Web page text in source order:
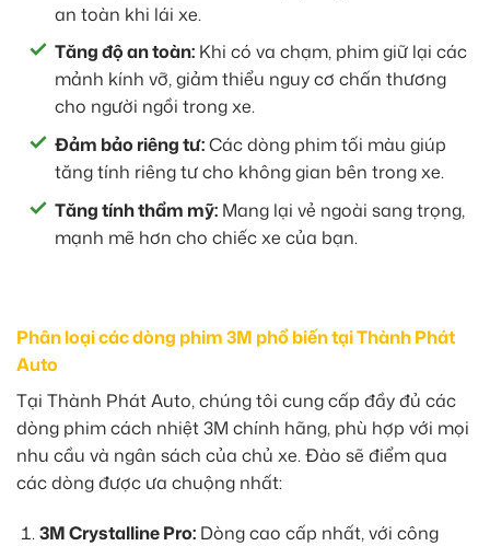
an toàn khi lái xe.
Tăng độ an toàn: Khi có va chạm, phim giữ lại các
mảnh kính vỡ, giảm thiểu nguy cơ chấn thương
cho người ngồi trong xe.
Đảm bảo riêng tư:Các dòng phim tối màu giúp
tăng tính riêng tư cho không gian bên trong xe.
Tăng tính thẩm mỹ: Mang lại vẻ ngoài sang trọng,
mạnh mẽ hơn cho chiếc xe của bạn.
Phân loại các dòng phim 3M phổ biến tại Thành Phát
Auto
Tại Thành Phát Auto, chúng tôi cung cấp đầy đủ các
dòng phim cách nhiệt 3M chính hãng, phù hợp với mọi
nhu cầu và ngân sách của chủ xe. Đào sẽ điểm qua
các dòng được ưa chuộng nhất:
3M Crystalline Pro:Dòng cao cấp nhất, với công